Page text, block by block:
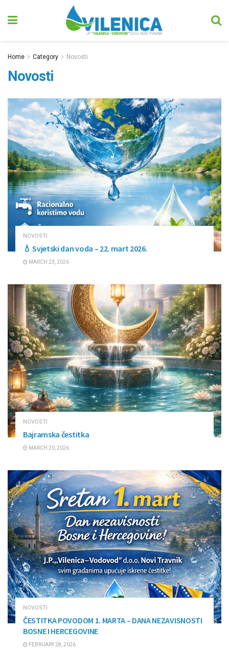
Home Category Novosti
Novosti
NOVOSTI
💧 Svjetski dan voda – 22. mart 2026.
MARCH 23, 2026
NOVOSTI
Bajramska čestitka
MARCH 20, 2026
NOVOSTI
ČESTITKA POVODOM 1. MARTA – DANA NEZAVISNOSTI
BOSNE I HERCEGOVINE
FEBRUARY 28, 2026